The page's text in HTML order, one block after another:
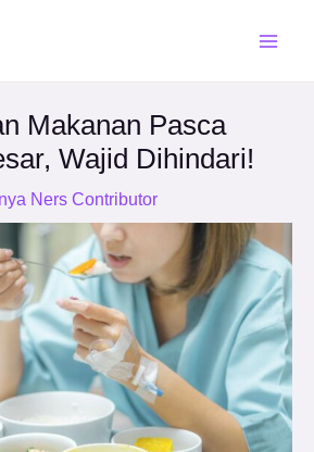
Makanan Pasca
Wajid Dihindari!
Ners Contributor